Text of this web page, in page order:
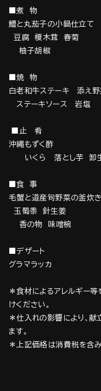
■煮 物
鱧と丸茄子の小鍋仕立て
豆腐 榎木茸 春菊
柚子胡椒
■焼 物
白老和牛ステーキ 添え野
ステーキソース 岩塩
■止 肴
沖縄もずく酢
いくら 落とし芋 卸
■食 事
毛蟹と道産旬野菜の釜炊
玉蜀黍 針生姜
香の物 味噌椀
■デザート
グラマラッカ
＊食材によるアレルギー
けください。
＊仕入れの影響により、
ます。
＊上記価格は消費税を含み